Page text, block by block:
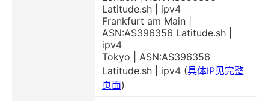
Latitude.sh | ipv4
Frankfurt am Main |
ASN:AS396356 Latitude.sh |
ipv4
Tokyo | ASN:AS396356
Latitude.sh | ipv4 (具体IP见完整
页面)